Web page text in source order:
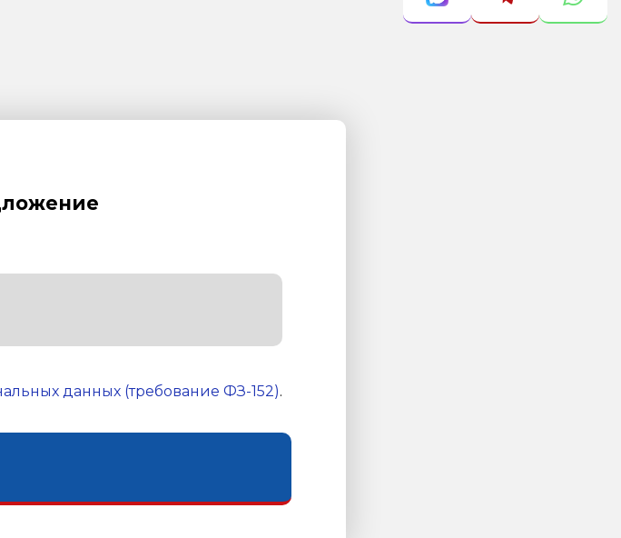
данных (требование ФЗ-152).